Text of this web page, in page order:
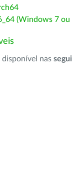
(Windows 7 ou
nas